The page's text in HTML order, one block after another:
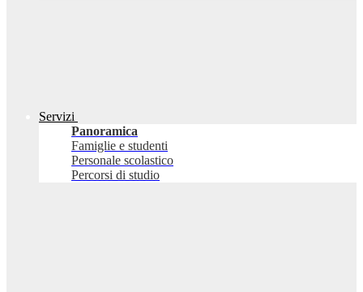
Servizi
Panoramica
Famiglie e studenti
Personale scolastico
Percorsi di studio